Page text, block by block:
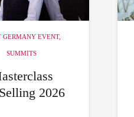
GERMANY EVENT,
SUMMITS
2026